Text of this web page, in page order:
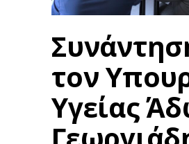
τον
Υγείας